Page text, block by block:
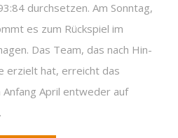
durchsetzen. Am Sonntag,
es zum Rückspiel im
Das Team, das nach Hin-
erzielt hat, erreicht das
April entweder auf